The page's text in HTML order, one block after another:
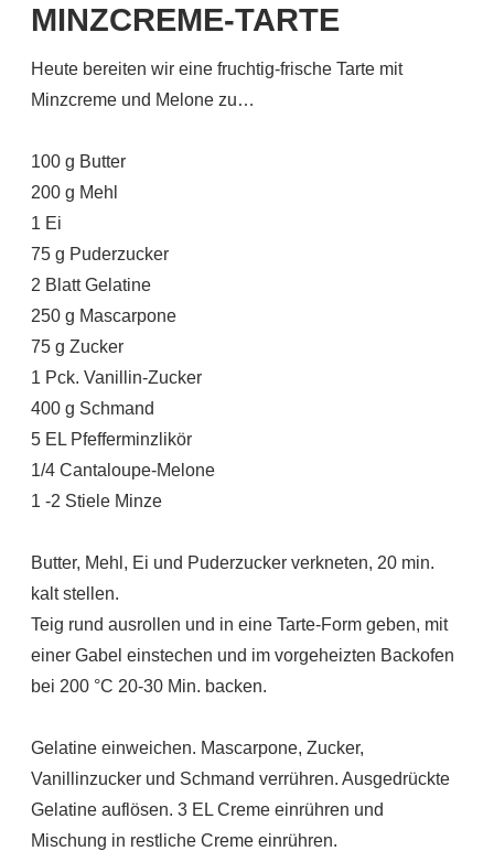
MINZCREME-TARTE
Heute bereiten wir eine fruchtig-frische Tarte mit
Minzcreme und Melone zu…
100 g Butter
200 g Mehl
1 Ei
75 g Puderzucker
2 Blatt Gelatine
250 g Mascarpone
75 g Zucker
1 Pck. Vanillin-Zucker
400 g Schmand
5 EL Pfefferminzlikör
1/4 Cantaloupe-Melone
1 -2 Stiele Minze
Butter, Mehl, Ei und Puderzucker verkneten, 20 min.
kalt stellen.
Teig rund ausrollen und in eine Tarte-Form geben, mit
einer Gabel einstechen und im vorgeheizten Backofen
bei 200 °C 20-30 Min. backen.
Gelatine einweichen. Mascarpone, Zucker,
Vanillinzucker und Schmand verrühren. Ausgedrückte
Gelatine auflösen. 3 EL Creme einrühren und
Mischung in restliche Creme einrühren.